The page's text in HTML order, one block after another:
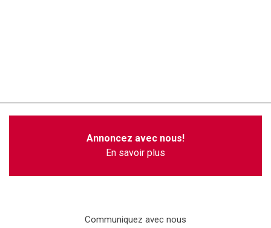
Annoncez avec nous!
En savoir plus
Communiquez avec nous